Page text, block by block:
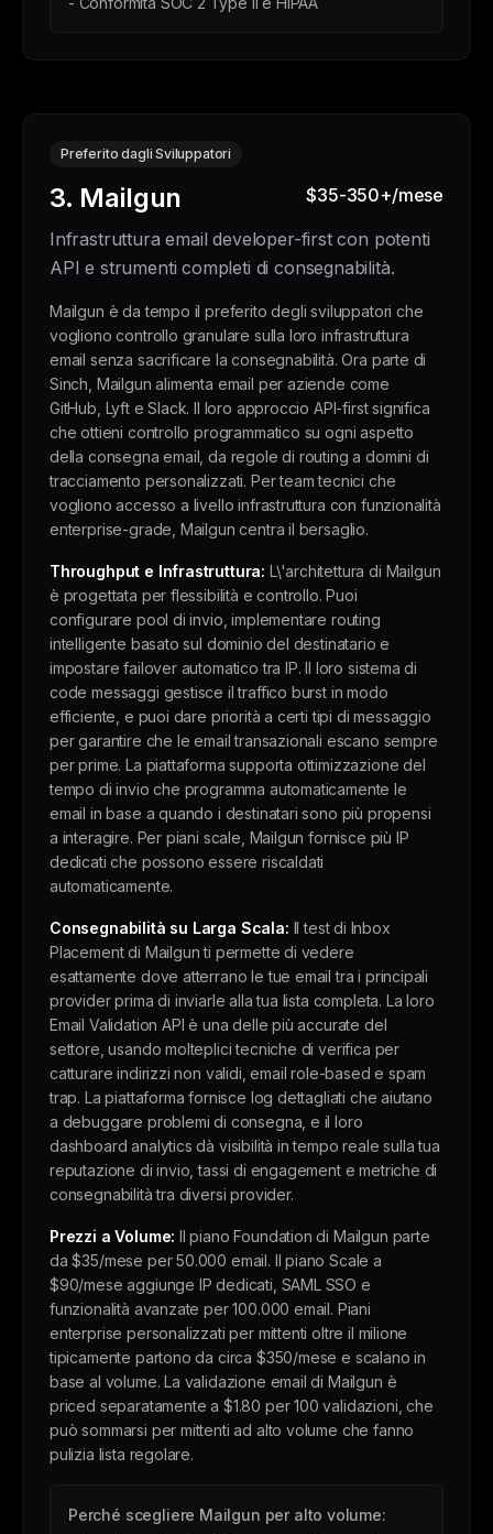
Preferito dagli Sviluppatori
3. Mailgun
$35-350+/mese
Infrastruttura email developer-first con potenti
API e strumenti completi di consegnabilità.
Mailgun è da tempo il preferito degli sviluppatori che
vogliono controllo granulare sulla loro infrastruttura
email senza sacrificare la consegnabilità. Ora parte di
Sinch, Mailgun alimenta email per aziende come
GitHub, Lyft e Slack. Il loro approccio API-first significa
che ottieni controllo programmatico su ogni aspetto
della consegna email, da regole di routing a domini di
tracciamento personalizzati. Per team tecnici che
vogliono accesso a livello infrastruttura con funzionalità
enterprise-grade, Mailgun centra il bersaglio.
Throughput e Infrastruttura: L\'architettura di Mailgun
è progettata per flessibilità e controllo. Puoi
configurare pool di invio, implementare routing
intelligente basato sul dominio del destinatario e
impostare failover automatico tra IP. Il loro sistema di
code messaggi gestisce il traffico burst in modo
efficiente, e puoi dare priorità a certi tipi di messaggio
per garantire che le email transazionali escano sempre
per prime. La piattaforma supporta ottimizzazione del
tempo di invio che programma automaticamente le
email in base a quando i destinatari sono più propensi
a interagire. Per piani scale, Mailgun fornisce più IP
dedicati che possono essere riscaldati
automaticamente.
Consegnabilità su Larga Scala: Il test di Inbox
Placement di Mailgun ti permette di vedere
esattamente dove atterrano le tue email tra i principali
provider prima di inviarle alla tua lista completa. La loro
Email Validation API è una delle più accurate del
settore, usando molteplici tecniche di verifica per
catturare indirizzi non validi, email role-based e spam
trap. La piattaforma fornisce log dettagliati che aiutano
a debuggare problemi di consegna, e il loro
dashboard analytics dà visibilità in tempo reale sulla tua
reputazione di invio, tassi di engagement e metriche di
consegnabilità tra diversi provider.
Prezzi a Volume: Il piano Foundation di Mailgun parte
da $35/mese per 50.000 email. Il piano Scale a
$90/mese aggiunge IP dedicati, SAML SSO e
funzionalità avanzate per 100.000 email. Piani
enterprise personalizzati per mittenti oltre il milione
tipicamente partono da circa $350/mese e scalano in
base al volume. La validazione email di Mailgun è
priced separatamente a $1.80 per 100 validazioni, che
può sommarsi per mittenti ad alto volume che fanno
pulizia lista regolare.
Perché scegliere Mailgun per alto volume: